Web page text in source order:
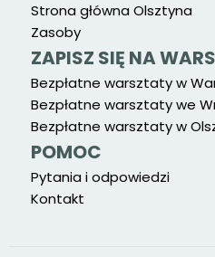
Strona główna Olsztyna
Zasoby
ZAPISZ SIĘ NA
Bezpłatne warsztaty w
Bezpłatne warsztaty we
Bezpłatne warsztaty w
POMOC
Pytania i odpowiedzi
Kontakt